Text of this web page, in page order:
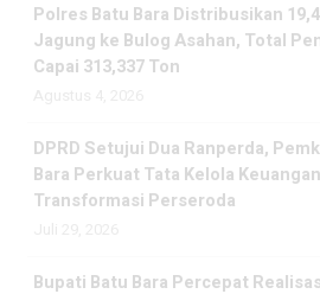
Polres Batu Bara Distribusikan
Jagung ke Bulog Asahan, Total
Capai 313,337 Ton
DPRD Setujui Dua Ranperda,
Bara Perkuat Tata Kelola
Transformasi Perseroda
Bupati Batu Bara Percepat